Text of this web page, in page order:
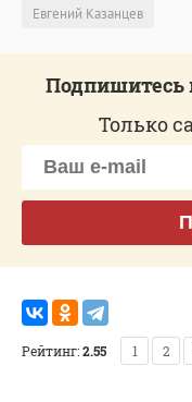
Евгений Казанцев
Подпишитесь
Только
Рейтинг:2.55 1 2